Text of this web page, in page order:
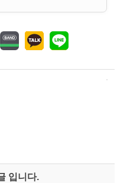
입니다.